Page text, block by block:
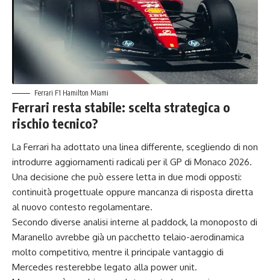
Ferrari F1 Hamilton Miami
Ferrari resta stabile: scelta strategica o
rischio tecnico?
La Ferrari ha adottato una linea differente, scegliendo di non
introdurre aggiornamenti radicali per il GP di Monaco 2026.
Una decisione che può essere letta in due modi opposti:
continuità progettuale oppure mancanza di risposta diretta
al nuovo contesto regolamentare.
Secondo diverse analisi interne al paddock, la monoposto di
Maranello avrebbe già un pacchetto telaio-aerodinamica
molto competitivo, mentre il principale vantaggio di
Mercedes resterebbe legato alla power unit.